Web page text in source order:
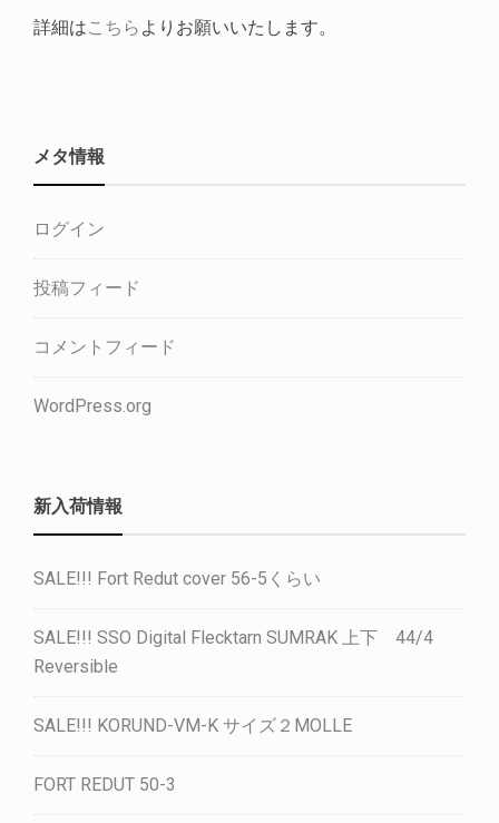
詳細はこちら よりお願いいたします。
メタ情報
ログイン
投稿フィード
コメントフィード
WordPress.org
新入荷情報
SALE!!! Fort Redut cover 56-5くらい
SALE!!! SSO Digital Flecktarn SUMRAK 上下 44/4
Reversible
SALE!!! KORUND-VM-K サイズ２MOLLE
FORT REDUT 50-3